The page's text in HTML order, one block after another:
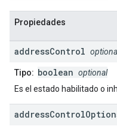
Propiedades
addressControl
Tipo: boolean optional
Es el estado habilitado o
addressControl